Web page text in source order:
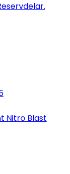
Nitro Blast